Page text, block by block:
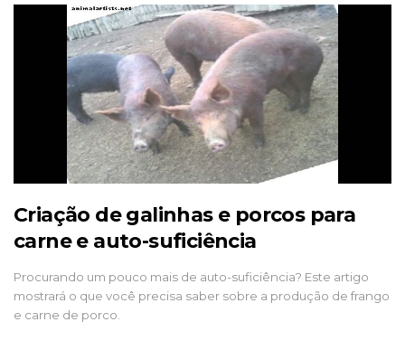
Criação de galinhas e porcos para
carne e auto-suficiência
Procurando um pouco mais de auto-suficiência? Este artigo
mostrará o que você precisa saber sobre a produção de frango
e carne de porco.